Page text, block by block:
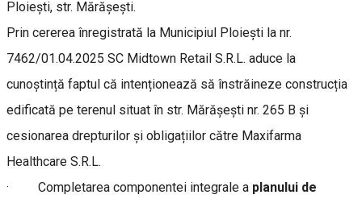
Ploiești, str. Mărășești.
Prin cererea înregistrată la Municipiul Ploiești la nr.
7462/01.04.2025 SC Midtown Retail S.R.L. aduce la
cunoștință faptul că intenționează să înstrăineze construcția
edificată pe terenul situat în str. Mărășești nr. 265 B și
cesionarea drepturilor și obligațiilor către Maxifarma
Healthcare S.R.L.
· Completarea componentei integrale a planului de